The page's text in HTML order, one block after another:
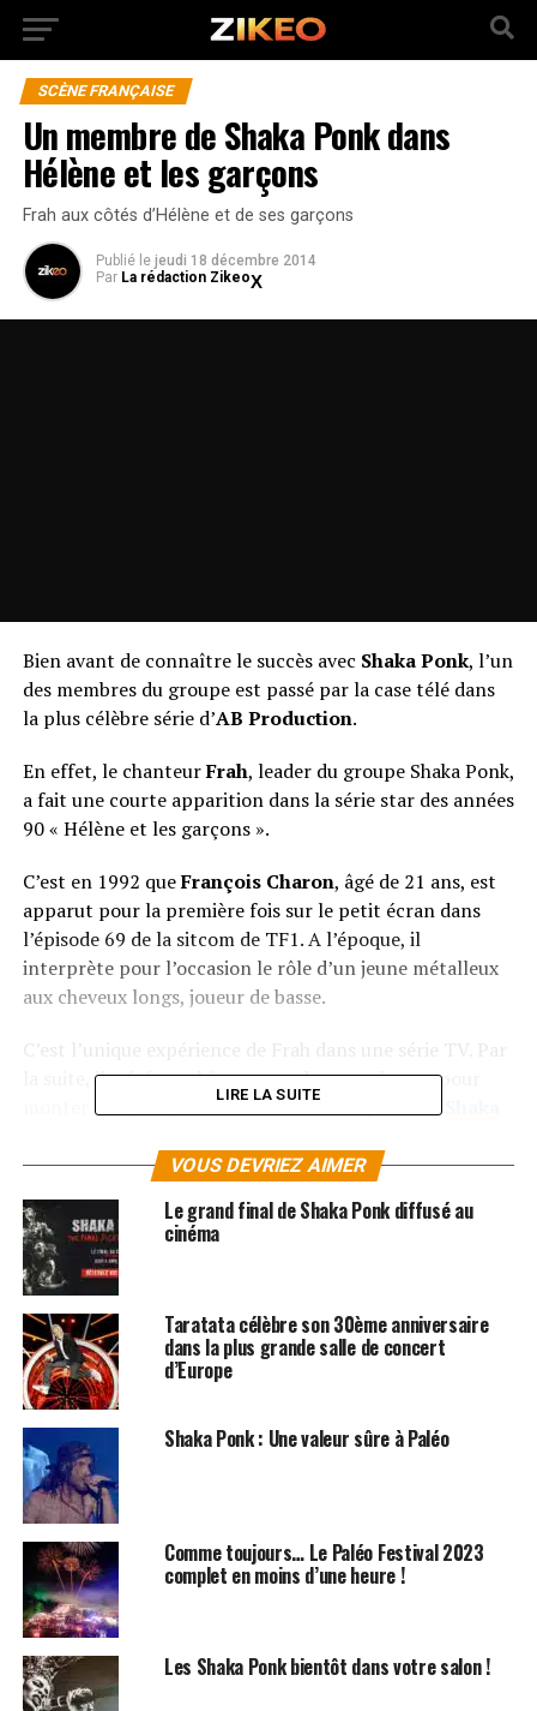
SCÈNE FRANÇAISE
Un membre de Shaka Ponk dans
Hélène et les garçons
Frah aux côtés d’Hélène et de ses garçons
Publié le jeudi 18 décembre 2014
Par La rédaction Zikeo
Bien avant de connaître le succès avec Shaka Ponk, l’un
des membres du groupe est passé par la case télé dans
la plus célèbre série d’AB Production.
En effet, le chanteurFrah, leader du groupe Shaka Ponk,
a fait une courte apparition dans la série star des années
90 « Hélène et les garçons ».
C’est en 1992 queFrançois Charon, âgé de 21 ans, est
apparut pour la première fois sur le petit écran dans
l’épisode 69 de la sitcom de TF1. A l’époque, il
interprète pour l’occasion le rôle d’un jeune métalleux
aux cheveux longs, joueur de basse.
C’est l’unique expérience de Frah dans une série TV. Par
la suite, il a été graphiste avant de tout plaquer pour
monter son groupe de rock. C’est ainsi qu’est né
connait aujourd’hui !
LES ALBUMS DE SHAKA PONK SONT DISPONIBLES
LIRE LA SUITE
VOUS DEVRIEZ AIMER
Le grand final de Shaka Ponk diffusé au
cinéma
Taratata célèbre son 30ème anniversaire
dans la plus grande salle de concert
d’Europe
Shaka Ponk : Une valeur sûre à Paléo
Comme toujours… Le Paléo Festival 2023
complet en moins d’une heure !
Les Shaka Ponk bientôt dans votre salon !